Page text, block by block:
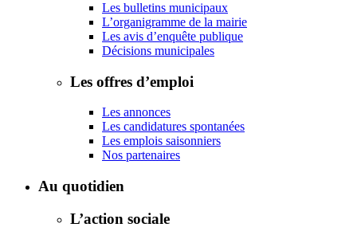
Les bulletins municipaux
L’organigramme de la mairie
Les avis d’enquête publique
Décisions municipales
Les offres d’emploi
Les annonces
Les candidatures spontanées
Les emplois saisonniers
Nos partenaires
Au quotidien
L’action sociale